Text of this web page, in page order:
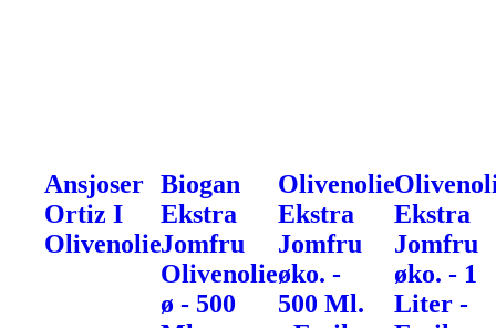
Ansjoser
Ortiz I
Olivenolie
Biogan
Ekstra
Jomfru
Olivenolie
ø - 500
Olivenolie
Ekstra
Jomfru
øko. -
500 Ml.
Ekstra
Jomfru
øko. - 1
Liter -